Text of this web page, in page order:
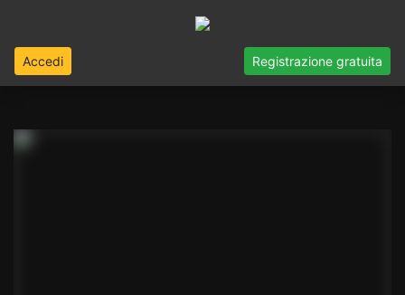
Accedi Registrazione gratuita